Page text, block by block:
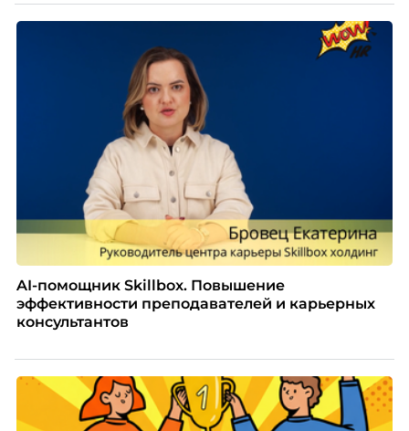
AI-помощник Skillbox. Повышение
эффективности преподавателей и карьерных
консультантов